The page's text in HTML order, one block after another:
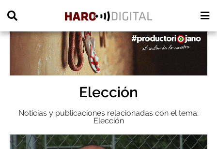
Elección
Noticias y publicaciones relacionadas con el tema:
Elección